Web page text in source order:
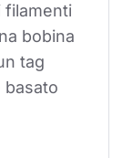
filamenti
bobina
tag
basato